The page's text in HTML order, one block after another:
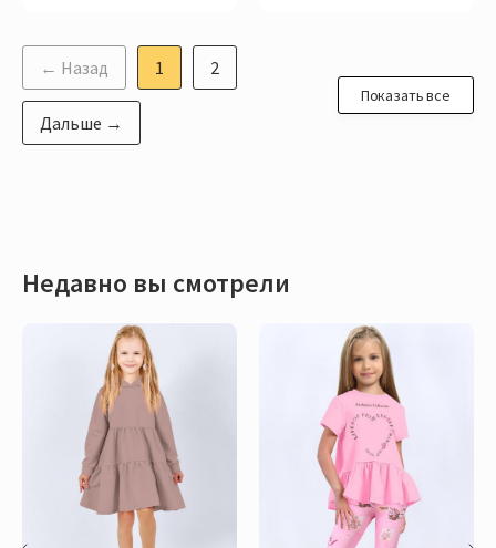
← Назад 1 2
Дальше →
Показать все
Недавно вы смотрели